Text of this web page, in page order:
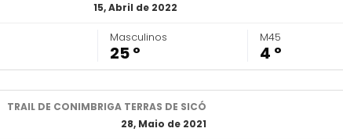
15, Abril de 2022
Masculinos
25 º
M45
4 º
TRAIL DE CONIMBRIGA TERRAS DE SICÓ
28, Maio de 2021